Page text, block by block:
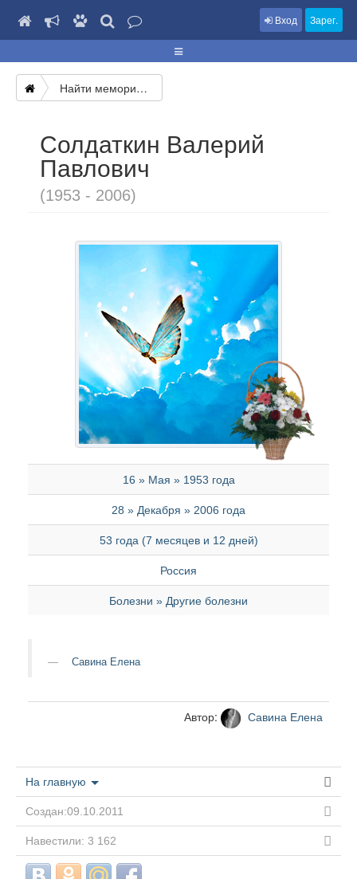
Вход Зарег.
Найти мемориал
Солдаткин Валерий
Павлович
(1953 - 2006)
16 » Мая » 1953 года
28 » Декабря » 2006 года
53 года (7 месяцев и 12 дней)
Россия
Болезни » Другие болезни
Савина Елена
Автор: Савина Елена
На главную
Создан:09.10.2011
Навестили: 3 162